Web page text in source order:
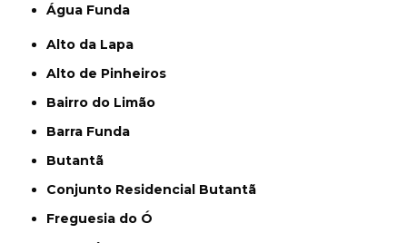
Água Funda
Alto da Lapa
Alto de Pinheiros
Bairro do Limão
Barra Funda
Butantã
Conjunto Residencial Butantã
Freguesia do Ó